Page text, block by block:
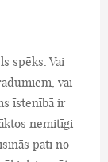
spēks. Vai
vai
īstenībā ir
nemitīgi
pati no